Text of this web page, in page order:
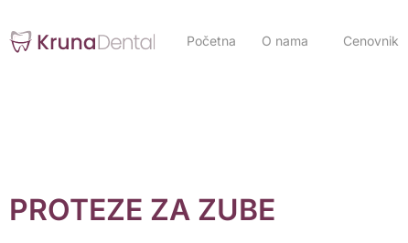
Početna O nama Cenovnik
PROTEZE ZA ZUBE